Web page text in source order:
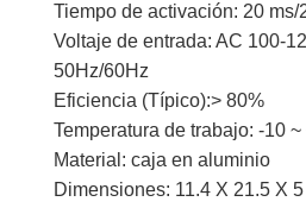
Tiempo de activación: 20 ms/
Voltaje de entrada: AC 100-
50Hz/60Hz
Eficiencia (Típico):> 80%
Temperatura de trabajo: -10 ~
Material: caja en aluminio
Dimensiones: 11.4 X 21.5 X